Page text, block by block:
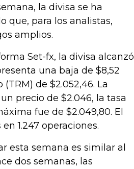
la divisa se ha
que, para los analistas,
amplios.
Set-fx, la divisa alcanzó
una baja de $8,52
de $2.052,46. La
precio de $2.046, la tasa
fue de $2.049,80. El
1.247 operaciones.
esta semana es similar al
dos semanas, las